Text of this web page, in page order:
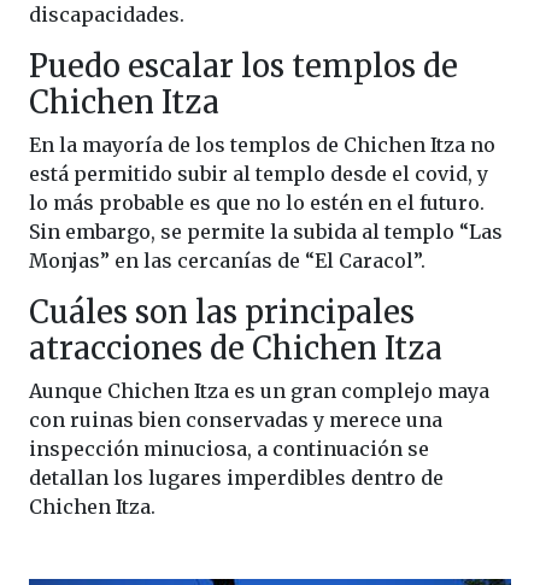
discapacidades.
Puedo escalar los templos de
Chichen Itza
En la mayoría de los templos de Chichen Itza no
está permitido subir al templo desde el covid, y
lo más probable es que no lo estén en el futuro.
Sin embargo, se permite la subida al templo “Las
Monjas” en las cercanías de “El Caracol”.
Cuáles son las principales
atracciones de Chichen Itza
Aunque Chichen Itza es un gran complejo maya
con ruinas bien conservadas y merece una
inspección minuciosa, a continuación se
detallan los lugares imperdibles dentro de
Chichen Itza.